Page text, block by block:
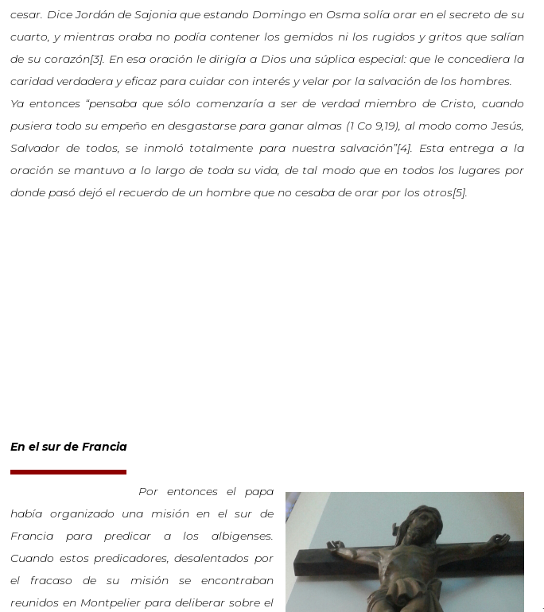
cesar. Dice Jordán de Sajonia que estando Domingo en Osma solía orar en el secreto de su
cuarto, y mientras oraba no podía contener los gemidos ni los rugidos y gritos que salían
de su corazón[3]. En esa oración le dirigía a Dios una súplica especial: que le concediera la
caridad verdadera y eficaz para cuidar con interés y velar por la salvación de los hombres.
Ya entonces “pensaba que sólo comenzaría a ser de verdad miembro de Cristo, cuando
pusiera todo su empeño en desgastarse para ganar almas (1 Co 9,19), al modo como Jesús,
Salvador de todos, se inmoló totalmente para nuestra salvación”[4]. Esta entrega a la
oración se mantuvo a lo largo de toda su vida, de tal modo que en todos los lugares por
donde pasó dejó el recuerdo de un hombre que no cesaba de orar por los otros[5].
En el sur de Francia
Por entonces el papa
había organizado una misión en el sur de
Francia para predicar a los albigenses.
Cuando estos predicadores, desalentados por
el fracaso de su misión se encontraban
reunidos en Montpelier para deliberar sobre el